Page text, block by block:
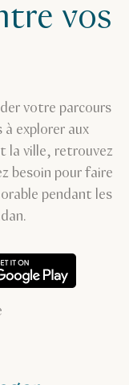
vos
votre parcours
explorer aux
la ville, retrouvez
besoin pour faire
pendant les